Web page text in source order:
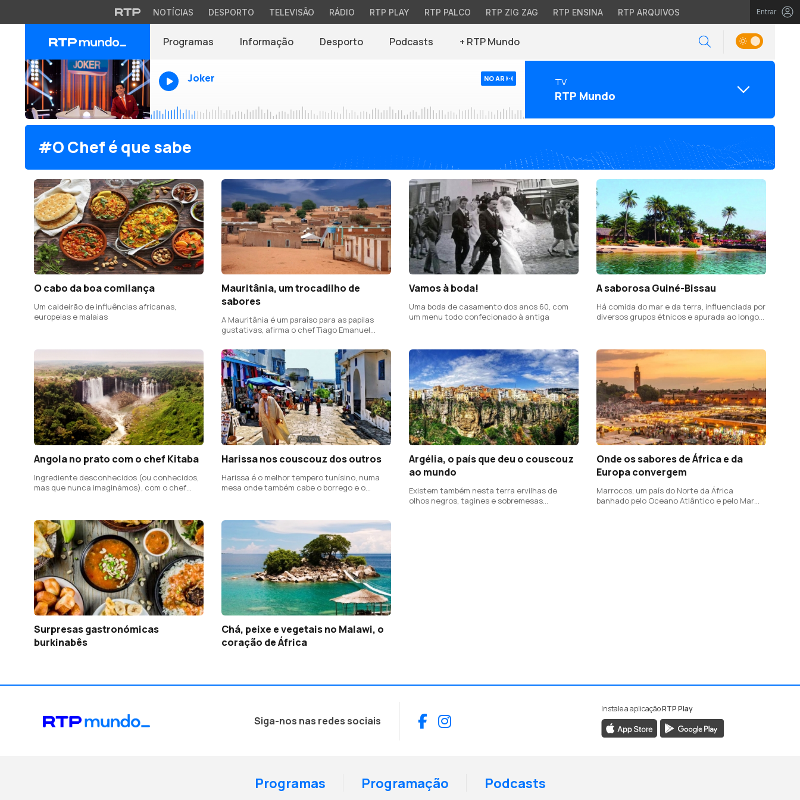
NOTÍCIAS DESPORTO TELEVISÃO RÁDIO RTP PLAY RTP PALCO RTP ZIG ZAG RTP ENSINA RTP ARQUIVOS Entrar
Programas Informação Desporto Podcasts + RTP Mundo
Joker NO AR TV
RTP Mundo
#O Chef é que sabe
O cabo da boa comilança
Um caldeirão de influências africanas,
europeias e malaias
Mauritânia, um trocadilho de
sabores
A Mauritânia é um paraíso para as papilas
gustativas, afirma o chef Tiago Emanuel
Vamos à boda!
Uma boda de casamento dos anos 60, com
um menu todo confecionado à antiga
A saborosa Guiné-Bissau
Há comida do mar e da terra, influenciada por
diversos grupos étnicos e apurada ao longo
Angola no prato com o chef Kitaba
Ingrediente desconhecidos (ou conhecidos,
mas que nunca imaginámos), com o chef
Harissa nos couscouz dos outros
Harissa é o melhor tempero tunísino, numa
mesa onde também cabe o borrego e o
Argélia, o país que deu o couscouz
ao mundo
Existem também nesta terra ervilhas de
olhos negros, tagines e sobremesas
Onde os sabores de África e da
Europa convergem
Marrocos, um país do Norte da África
banhado pelo Oceano Atlântico e pelo Mar
Surpresas gastronómicas
burkinabês
Chá, peixe e vegetais no Malawi, o
coração de África
Siga-nos nas redes sociais Facebook
Instagram
Instale a aplicaçãoRTP Play
Programas Programação Podcasts